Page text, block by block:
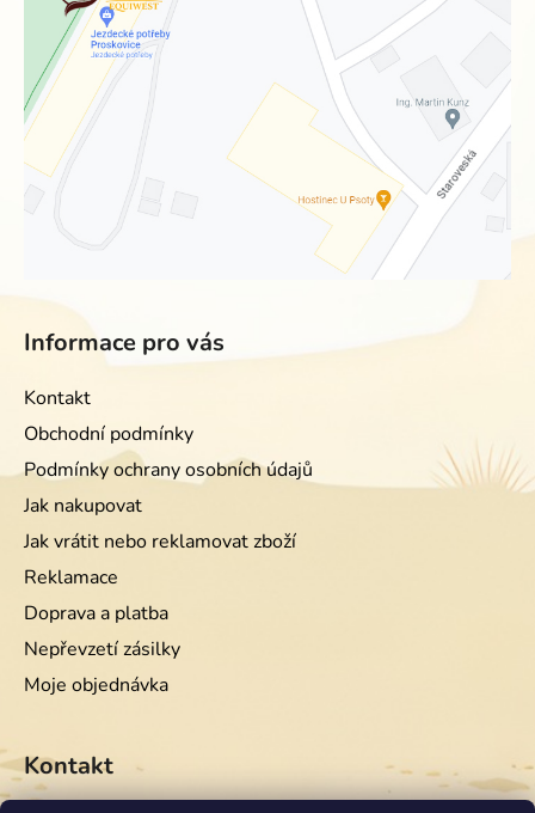
Informace pro vás
Kontakt
Obchodní podmínky
Podmínky ochrany osobních údajů
Jak nakupovat
Jak vrátit nebo reklamovat zboží
Reklamace
Doprava a platba
Nepřevzetí zásilky
Moje objednávka
Kontakt